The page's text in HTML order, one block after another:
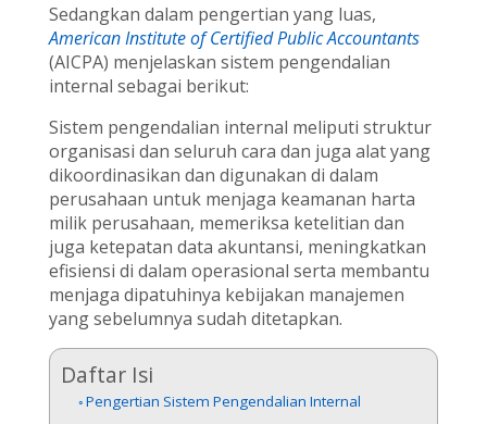
Sedangkan dalam pengertian yang luas,
American Institute of Certified Public Accountants
(AICPA) menjelaskan sistem pengendalian
internal sebagai berikut:
Sistem pengendalian internal meliputi struktur
organisasi dan seluruh cara dan juga alat yang
dikoordinasikan dan digunakan di dalam
perusahaan untuk menjaga keamanan harta
milik perusahaan, memeriksa ketelitian dan
juga ketepatan data akuntansi, meningkatkan
efisiensi di dalam operasional serta membantu
menjaga dipatuhinya kebijakan manajemen
yang sebelumnya sudah ditetapkan.
Daftar Isi
Pengertian Sistem Pengendalian Internal